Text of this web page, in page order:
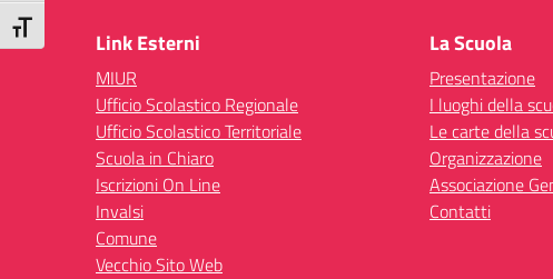
Attiva/disattiva dimensione testo
Link Esterni
MIUR
Ufficio Scolastico Regionale
Ufficio Scolastico Territoriale
Scuola in Chiaro
Iscrizioni On Line
Invalsi
Comune
Vecchio Sito Web
La Scuola
Presentazione
I luoghi della
Le carte della
Organizzazione
Associazione
Contatti